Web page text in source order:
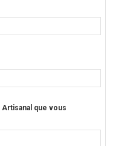
que vous